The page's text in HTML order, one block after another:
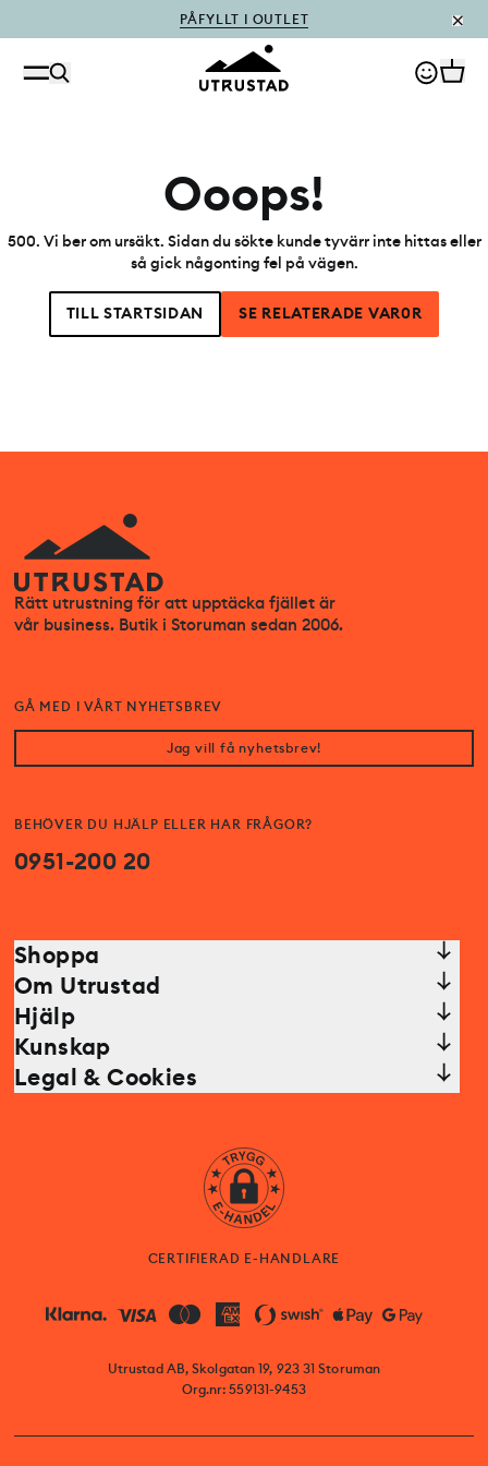
PÅFYLLT I OUTLET
Ooops!
500. Vi ber om ursäkt. Sidan du sökte kunde tyvärr inte hittas eller
så gick någonting fel på vägen.
TILL STARTSIDAN SE RELATERADE VAR0R
Rätt utrustning för att upptäcka fjället är
vår business. Butik i Storuman sedan 2006.
BEHÖVER DU HJÄLP ELLER HAR FRÅGOR?
0951-200 20
GÅ MED I VÅRT NYHETSBREV
Jag vill få nyhetsbrev!
Shoppa
Om Utrustad
Hjälp
Kunskap
Legal & Cookies
CERTIFIERAD E-HANDLARE
Utrustad AB, Skolgatan 19, 923 31 Storuman
Org.nr: 559131-9453